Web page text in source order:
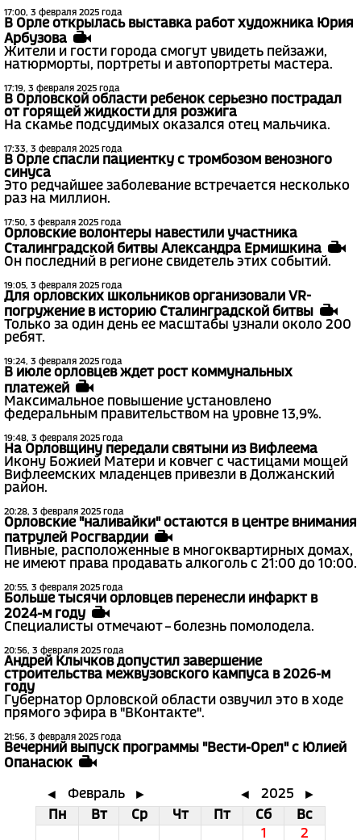
17:00, 3 февраля 2025 года
В Орле открылась выставка работ художника Юрия
Арбузова
Жители и гости города смогут увидеть пейзажи,
натюрморты, портреты и автопортреты мастера.
17:19, 3 февраля 2025 года
В Орловской области ребенок серьезно пострадал
от горящей жидкости для розжига
На скамье подсудимых оказался отец мальчика.
17:33, 3 февраля 2025 года
В Орле спасли пациентку с тромбозом венозного
синуса
Это редчайшее заболевание встречается несколько
раз на миллион.
17:50, 3 февраля 2025 года
Орловские волонтеры навестили участника
Сталинградской битвы Александра Ермишкина
Он последний в регионе свидетель этих событий.
19:05, 3 февраля 2025 года
Для орловских школьников организовали VR-
погружение в историю Сталинградской битвы
Только за один день ее масштабы узнали около 200
ребят.
19:24, 3 февраля 2025 года
В июле орловцев ждет рост коммунальных
платежей
Максимальное повышение установлено
федеральным правительством на уровне 13,9%.
19:48, 3 февраля 2025 года
На Орловщину передали святыни из Вифлеема
Икону Божией Матери и ковчег с частицами мощей
Вифлеемских младенцев привезли в Должанский
район.
20:28, 3 февраля 2025 года
Орловские "наливайки" остаются в центре внимания
патрулей Росгвардии
Пивные, расположенные в многоквартирных домах,
не имеют права продавать алкоголь с 21:00 до 10:00.
20:55, 3 февраля 2025 года
Больше тысячи орловцев перенесли инфаркт в
2024-м году
Специалисты отмечают – болезнь помолодела.
20:56, 3 февраля 2025 года
Андрей Клычков допустил завершение
строительства межвузовского кампуса в 2026-м
году
Губернатор Орловской области озвучил это в ходе
прямого эфира в "ВКонтакте".
21:56, 3 февраля 2025 года
Вечерний выпуск программы "Вести-Орел" с Юлией
Опанасюк
◄ Февраль ► ◄ 2025
►
Пн
Вт Ср Чт Пт Сб
Вс
1
2